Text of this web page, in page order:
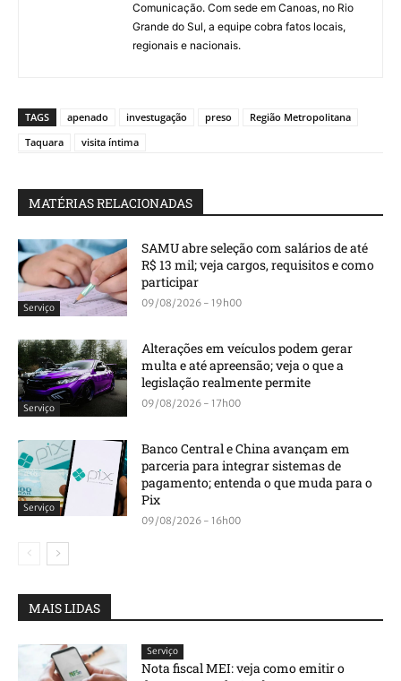
Comunicação. Com sede em Canoas, no Rio
Grande do Sul, a equipe cobra fatos locais,
regionais e nacionais.
TAGS apenado investugação preso
Região Metropolitana
Taquara
visita íntima
MATÉRIAS RELACIONADAS
Serviço
SAMU abre seleção com salários de até
R$ 13 mil; veja cargos, requisitos e como
participar
09/08/2026 - 19h00
Serviço
Alterações em veículos podem gerar
multa e até apreensão; veja o que a
legislação realmente permite
09/08/2026 - 17h00
Serviço
Banco Central e China avançam em
parceria para integrar sistemas de
pagamento; entenda o que muda para o
Pix
09/08/2026 - 16h00
MAIS LIDAS
Serviço
Nota fiscal MEI: veja como emitir o